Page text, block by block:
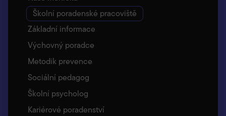
Školní poradenské pracoviště
Základní informace
Výchovný poradce
Metodik prevence
Sociální pedagog
Školní psycholog
Kariérové poradenství